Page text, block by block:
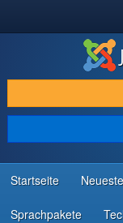
DOWNLOAD &
ENTDECKEN &
COMMUNITY &
RESSOURCEN FÜR
Startseite
Sprachpakete